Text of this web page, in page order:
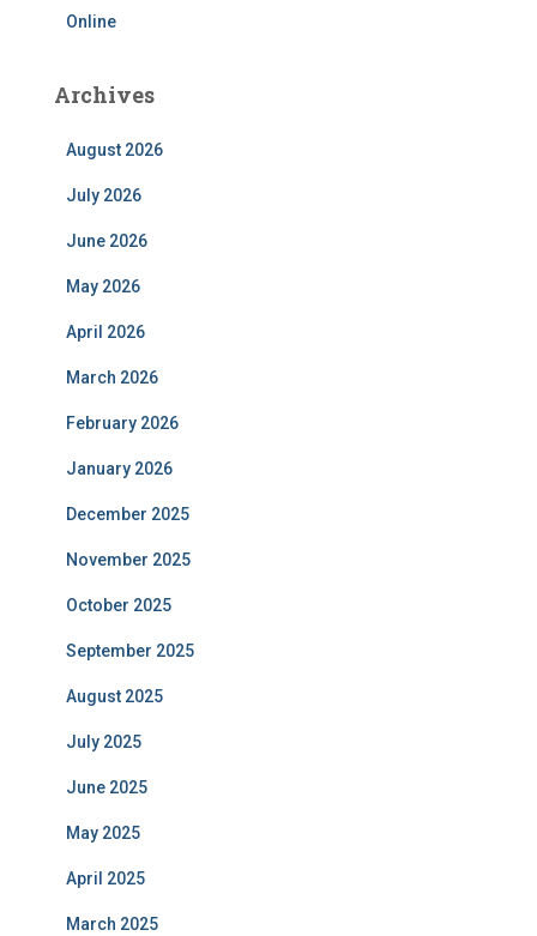
Online
Archives
August 2026
July 2026
June 2026
May 2026
April 2026
March 2026
February 2026
January 2026
December 2025
November 2025
October 2025
September 2025
August 2025
July 2025
June 2025
May 2025
April 2025
March 2025